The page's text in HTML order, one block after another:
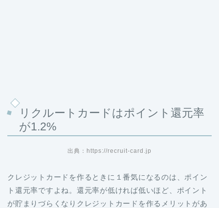
リクルートカードはポイント還元率
が1.2%
出典：https://recruit-card.jp
クレジットカードを作るときに１番気になるのは、ポイン
ト還元率ですよね。還元率が低ければ低いほど、ポイント
が貯まりづらくなりクレジットカードを作るメリットがあ